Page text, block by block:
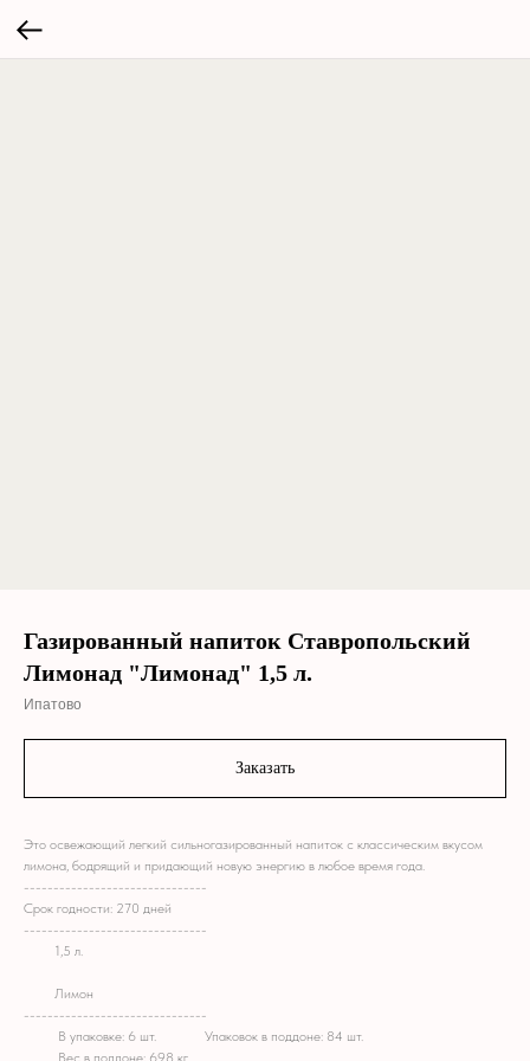
Газированный напиток Ставропольский
Лимонад "Лимонад" 1,5 л.
Ипатово
Заказать
Это освежающий легкий сильногазированный напиток с классическим вкусом
лимона, бодрящий и придающий новую энергию в любое время года.
-------------------------------
Срок годности: 270 дней
-------------------------------
1,5 л.
Лимон
-------------------------------
В упаковке: 6 шт. Упаковок в поддоне: 84 шт.
Вес в поддоне: 698 кг